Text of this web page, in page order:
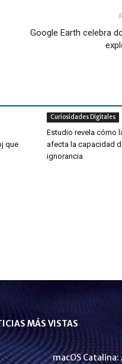
Google Earth celebra
que
Curiosidades Digitales
Estudio revela cómo
afecta la capacidad
ignorancia
MÁS VISTAS
macOS Catalina: